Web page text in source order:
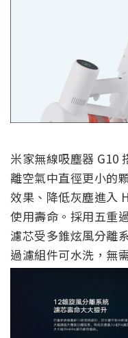
米家無線吸塵器 G10
離空氣中直徑更小的
效果、降低灰塵進入
使用壽命。採用五重
濾芯受多錐炫風分離
過濾組件可水洗，無